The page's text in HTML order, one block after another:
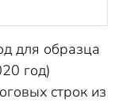
для образца
год)
строк из